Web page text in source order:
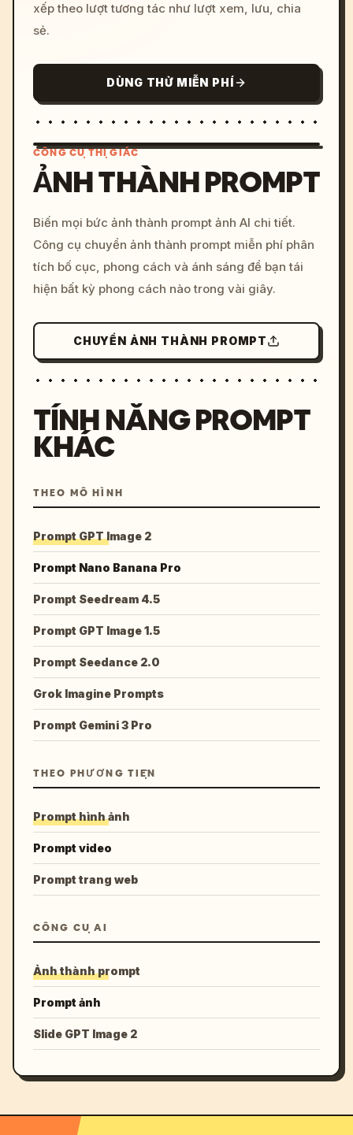
xếp theo lượt tương tác như lượt xem, lưu, chia
sẻ.
DÙNG THỬ MIỄN PHÍ
c, cyberpunk sunset, neon
colors, 8k --v 6.0
CÔNG CỤ THỊ GIÁC
ẢNH THÀNH PROMPT
Biến mọi bức ảnh thành prompt ảnh AI chi tiết.
Công cụ chuyển ảnh thành prompt miễn phí phân
tích bố cục, phong cách và ánh sáng để bạn tái
hiện bất kỳ phong cách nào trong vài giây.
CHUYỂN ẢNH THÀNH PROMPT
TÍNH NĂNG PROMPT
KHÁC
THEO MÔ HÌNH
Prompt GPT Image 2
Prompt Nano Banana Pro
Prompt Seedream 4.5
Prompt GPT Image 1.5
Prompt Seedance 2.0
Grok Imagine Prompts
Prompt Gemini 3 Pro
THEO PHƯƠNG TIỆN
Prompt hình ảnh
Prompt video
Prompt trang web
CÔNG CỤ AI
Ảnh thành prompt
Prompt ảnh
Slide GPT Image 2